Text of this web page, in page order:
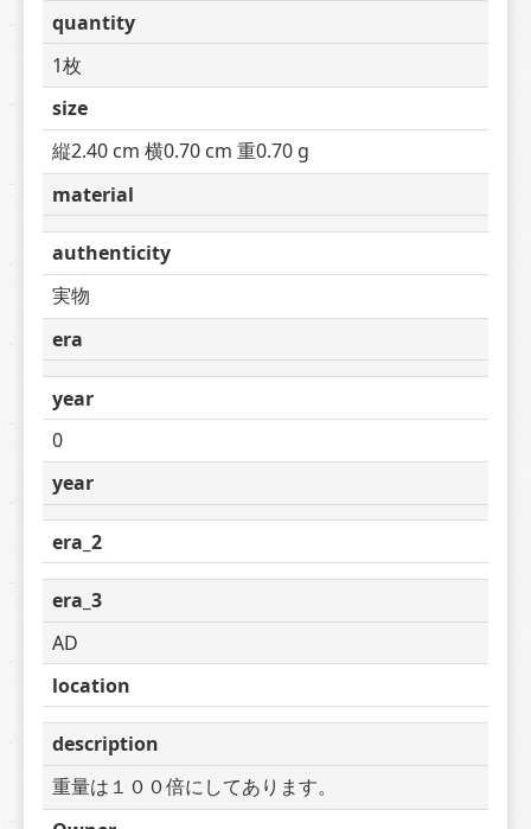
quantity
1枚
size
縦2.40 cm 横0.70 cm 重0.70 g
material
authenticity
実物
era
year
0
year
era_2
era_3
AD
location
description
重量は１００倍にしてあります。